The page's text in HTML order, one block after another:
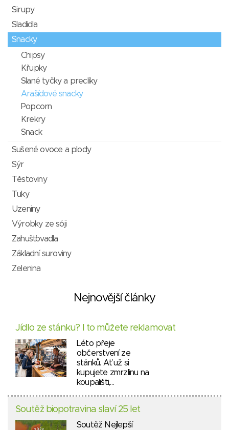
Sirupy
Sladidla
Snacky
Chipsy
Křupky
Slané tyčky a preclíky
Arašídové snacky
Popcorn
Krekry
Snack
Sušené ovoce a plody
Sýr
Těstoviny
Tuky
Uzeniny
Výrobky ze sóji
Zahušťovadla
Základní suroviny
Zelenina
Nejnovější články
Jídlo ze stánku? I to můžete reklamovat
Léto přeje
občerstvení ze
stánků. Ať už si
kupujete zmrzlinu na
koupališti,…
Soutěž biopotravina slaví 25 let
Soutěž Nejlepší